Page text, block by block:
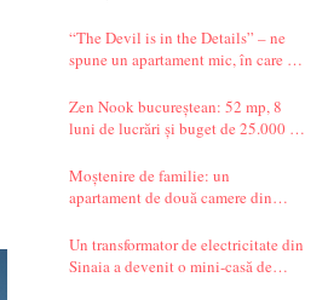
“The Devil is in the Details” – ne
spune un apartament mic, în care te
Zen Nook bucureștean: 52 mp, 8
luni de lucrări și buget de 25.000 de
Moștenire de familie: un
apartament de două camere din
Un transformator de electricitate din
Sinaia a devenit o mini-casă de